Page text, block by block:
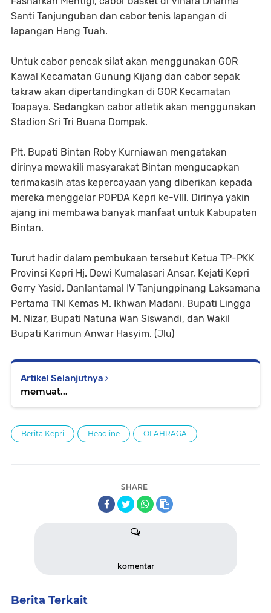
Santi Tanjunguban dan cabor tenis lapangan di
lapangan Hang Tuah.
Untuk cabor pencak silat akan menggunakan GOR
Kawal Kecamatan Gunung Kijang dan cabor sepak
takraw akan dipertandingkan di GOR Kecamatan
Toapaya. Sedangkan cabor atletik akan menggunakan
Stadion Sri Tri Buana Dompak.
Plt. Bupati Bintan Roby Kurniawan mengatakan
dirinya mewakili masyarakat Bintan mengucapkan
terimakasih atas kepercayaan yang diberikan kepada
mereka menggelar POPDA Kepri ke-VIII. Dirinya yakin
ajang ini membawa banyak manfaat untuk Kabupaten
Bintan.
Turut hadir dalam pembukaan tersebut Ketua TP-PKK
Provinsi Kepri Hj. Dewi Kumalasari Ansar, Kejati Kepri
Gerry Yasid, Danlantamal IV Tanjungpinang Laksamana
Pertama TNI Kemas M. Ikhwan Madani, Bupati Lingga
M. Nizar, Bupati Natuna Wan Siswandi, dan Wakil
Bupati Karimun Anwar Hasyim. (Jlu)
Artikel Selanjutnya
memuat...
Berita Kepri Headline OLAHRAGA
SHARE
komentar
Berita Terkait